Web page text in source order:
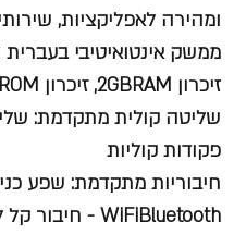
ומהירה לאפליקציות,
ממשק אינטואיטיבי
זיכרון 2GBRAM, זיכרון 32GROM
שליטה קולית מתקדמת:
פקודות קוליות
WiFiBluetooth - חיבור קל לכל מכשיר